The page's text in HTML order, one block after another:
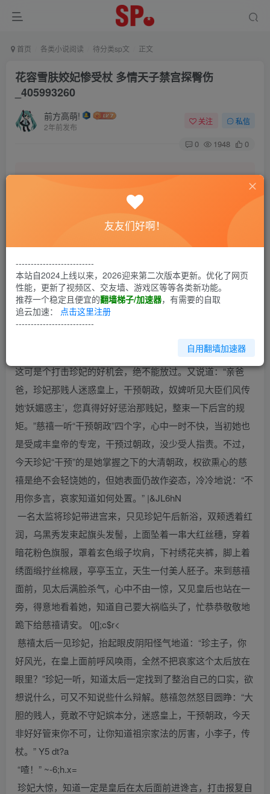
首页 各类小说阅读 待分类sp文 正文
花容雪肤姣妃惨受杖 多情天子禁宫探臀伤
_405993260
前方高萌!
2年前发布
关注 私信
0 1948 0
另有小说阅读站点，网罗包括训诫文、腐文在内的
第1回
听了隆裕皇后和李莲英的禀告，慈禧太后一拍桌案：“好大胆
把珍妃给我召到储秀宫来。”隆裕一见太后动了圣怒，心想：
这可是个打击珍妃的好机会，绝不能放过。又说道：“亲爸
爸，珍妃那贱人迷惑皇上，干预朝政，奴婢听见大臣们风传
她‘妖媚惑主’，您真得好好惩治那贱妃，整束一下后宫的规
矩。”慈禧一听“干预朝政”四个字，心中一时不快，当初她也
是受咸丰皇帝的专宠，干预过朝政，没少受人指责。不过，
今天珍妃“干预”的是她掌握之下的大清朝政，权欲熏心的慈
禧是绝不会轻饶她的，但她表面仍故作姿态，冷冷地说：“不
用你多言，哀家知道如何处置。” |&JL6hN
一名太监将珍妃带进宫来，只见珍妃午后新浴，双颊透着红
润，乌黑秀发束起旗头发髻，上面坠着一串大红丝穗，穿着
暗花粉色旗服，罩着玄色缎子坎肩，下衬绣花夹裤，脚上着
绣面缎拧丝棉屐，亭亭玉立，天生一付美人胚子。来到慈禧
面前，见太后满脸杀气，心中不由一惊，又见皇后也站在一
旁，得意地看着她，知道自己要大祸临头了，忙恭恭敬敬地
跪下给慈禧请安。 0[];c$r<
慈禧太后一见珍妃，抬起眼皮阴阳怪气地道：“珍主子，你
好风光，在皇上面前呼风唤雨，全然不把哀家这个太后放在
眼里？”珍妃一听，知道太后一定找到了整治自己的口实，欲
想说什么，可又不知说些什么辩解。慈禧忽然怒目圆睁：“大
胆的贱人，竟敢不守妃嫔本分，迷惑皇上，干预朝政，今天
非好好管束你不可，让你知道祖宗家法的厉害，小李子，传
杖。” Y5 dt?a
“喳！” ~-6;h.x=
珍妃大惊，知道一定是皇后在太后面前进谗言，打击报复自
友友们好啊！
--------------------------
本站自2024上线以来，2026迎来第二次版本更新。优化了网页
性能，更新了视频区、交友墙、游戏区等等各类新功能。
推荐一个稳定且便宜的翻墙梯子/加速器，有需要的自取
追云加速： 点击这里注册
--------------------------
自用翻墙加速器